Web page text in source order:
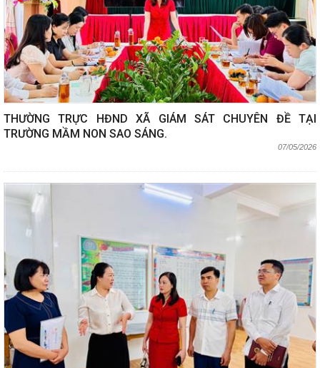
THƯỜNG TRỰC HĐND XÃ GIÁM SÁT CHUYÊN ĐỀ TẠI
TRƯỜNG MẦM NON SAO SÁNG.
07/05/2026